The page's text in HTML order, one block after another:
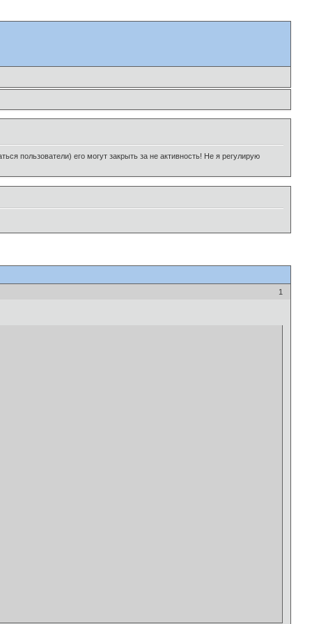
пользователи) его могут закрыть за не активность! Не я регулирую
1